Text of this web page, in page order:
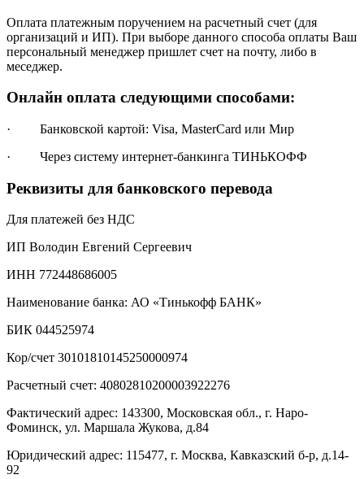
Оплата платежным поручением на расчетный счет (для
организаций и ИП). При выборе данного способа оплаты Ваш
персональный менеджер пришлет счет на почту, либо в
меседжер.
Онлайн оплата следующими способами:
· Банковской картой: Visa, MasterCard или Мир
· Через систему интернет-банкинга ТИНЬКОФФ
Реквизиты для банковского перевода
Для платежей без НДС
ИП Володин Евгений Сергеевич
ИНН 772448686005
Наименование банка: АО «Тинькофф БАНК»
БИК 044525974
Кор/счет 30101810145250000974
Расчетный счет: 40802810200003922276
Фактический адрес: 143300, Московская обл., г. Наро-
Фоминск, ул. Маршала Жукова, д.84
Юридический адрес: 115477, г. Москва, Кавказский б-р, д.14-
92